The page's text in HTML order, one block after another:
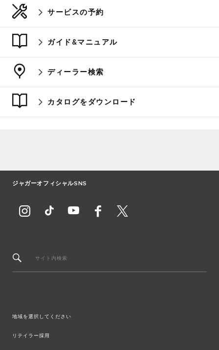
サービスの予約
ガイド&マニュアル
ディーラー検索
カタログをダウンロード
ジャガーオフィシャルSNS
サイト内検索
地域を選択してください
リテイラー採用